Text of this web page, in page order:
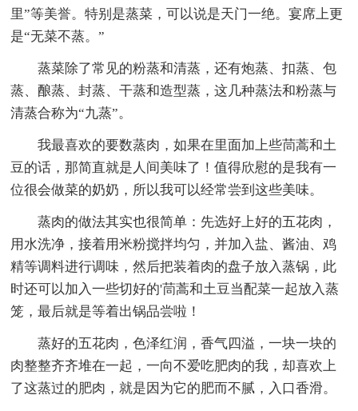
里”等美誉。特别是蒸菜，可以说是天门一绝。宴席上更
是“无菜不蒸。”
蒸菜除了常见的粉蒸和清蒸，还有炮蒸、扣蒸、包
蒸、酿蒸、封蒸、干蒸和造型蒸，这几种蒸法和粉蒸与
清蒸合称为“九蒸”。
我最喜欢的要数蒸肉，如果在里面加上些茼蒿和土
豆的话，那简直就是人间美味了！值得欣慰的是我有一
位很会做菜的奶奶，所以我可以经常尝到这些美味。
蒸肉的做法其实也很简单：先选好上好的五花肉，
用水洗净，接着用米粉搅拌均匀，并加入盐、酱油、鸡
精等调料进行调味，然后把装着肉的盘子放入蒸锅，此
时还可以加入一些切好的'茼蒿和土豆当配菜一起放入蒸
笼，最后就是等着出锅品尝啦！
蒸好的五花肉，色泽红润，香气四溢，一块一块的
肉整整齐齐堆在一起，一向不爱吃肥肉的我，却喜欢上
了这蒸过的肥肉，就是因为它的肥而不腻，入口香滑。